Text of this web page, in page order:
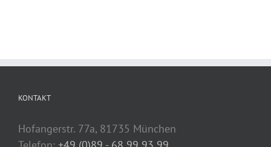
KONTAKT
Hofangerstr. 77a, 81735 München